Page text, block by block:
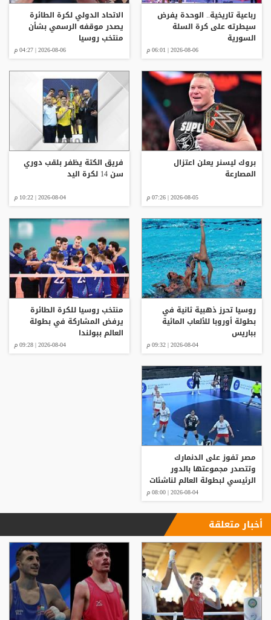
رباعية تاريخية.. الوحدة يفرض
سيطرته على كرة السلة
السورية
2026-08-06 | 06:01 م
الاتحاد الدولي لكرة الطائرة
يصدر موقفه الرسمي بشأن
منتخب روسيا
2026-08-06 | 04:27 م
بروك ليسنر يعلن اعتزال
المصارعة
2026-08-05 | 07:26 م
فريق الكتة يظفر بلقب دوري
سن 14 لكرة اليد
2026-08-04 | 10:22 م
روسيا تحرز ذهبية ثانية في
بطولة أوروبا للألعاب المائية
بباريس
2026-08-04 | 09:32 م
منتخب روسيا للكرة الطائرة
يرفض المشاركة في بطولة
العالم ببولندا
2026-08-04 | 09:28 م
مصر تفوز على الدنمارك
وتتصدر مجموعتها بالدور
الرئيسي لبطولة العالم لناشئات
2026-08-04 | 08:00 م
أخبار متعلقة